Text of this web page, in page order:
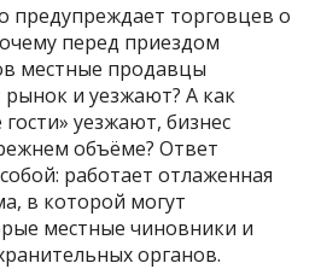
предупреждает торговцев о
перед приездом
местные продавцы
и уезжают? А как
уезжают, бизнес
объёме? Ответ
работает отлаженная
в которой могут
местные чиновники и
органов.